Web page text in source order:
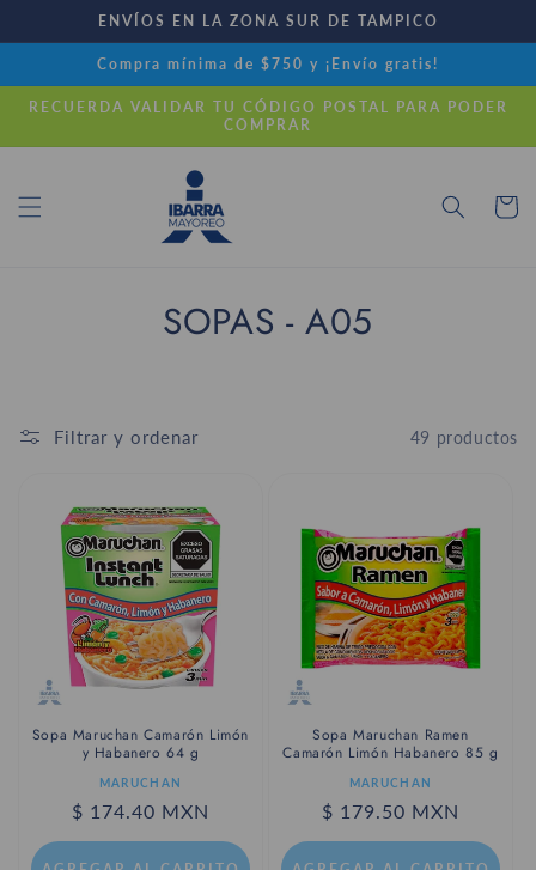
directamente
al contenido
ENVÍOS EN LA ZONA SUR DE TAMPICO
Compra mínima de $750 y ¡Envío gratis!
RECUERDA VALIDAR TU CÓDIGO POSTAL PARA PODER
COMPRAR
Carrito
C
e
c
c
i
ó
n
:
SOPAS - A05
Filtrar y ordenar 49 productos
Sopa Maruchan Camarón Limón
y Habanero 64 g
Proveedor:MARUCHAN
Precio
habitual
$ 174.40 MXN
Sopa Maruchan Ramen
Camarón Limón Habanero 85 g
Proveedor:MARUCHAN
Precio
habitual
$ 179.50 MXN